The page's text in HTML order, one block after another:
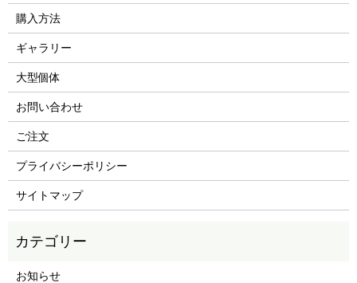
購入方法
ギャラリー
大型個体
お問い合わせ
ご注文
プライバシーポリシー
サイトマップ
お知らせ